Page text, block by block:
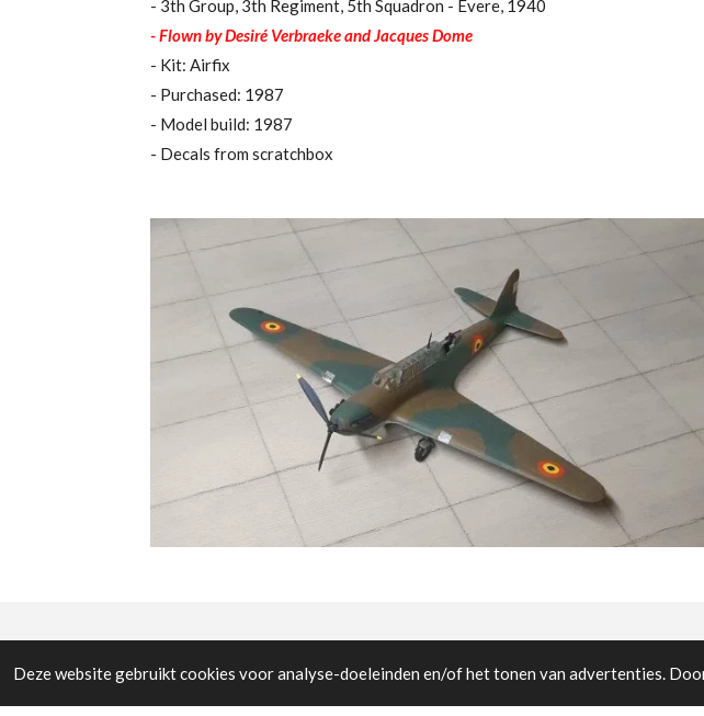
Deze website gebruikt cookies voor analyse-doeleinden en/of het tonen van advertenties.
- 3th Group, 3th Regiment, 5th Squadron - Evere, 1940
- Flown by Desiré Verbraeke and Jacques Dome
- Kit: Airfix
- Purchased: 1987
- Model build: 1987
- Decals from scratchbox
© All the pictures on this website are copywright protected